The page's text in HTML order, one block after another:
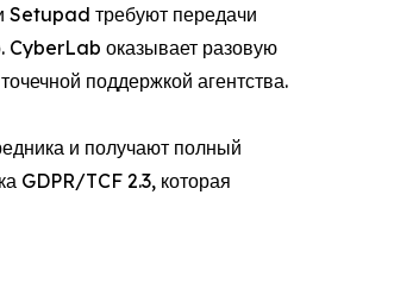
требуют передачи
CyberLab оказывает разовую
поддержкой агентства.
и получают полный
GDPR/TCF 2.3, которая